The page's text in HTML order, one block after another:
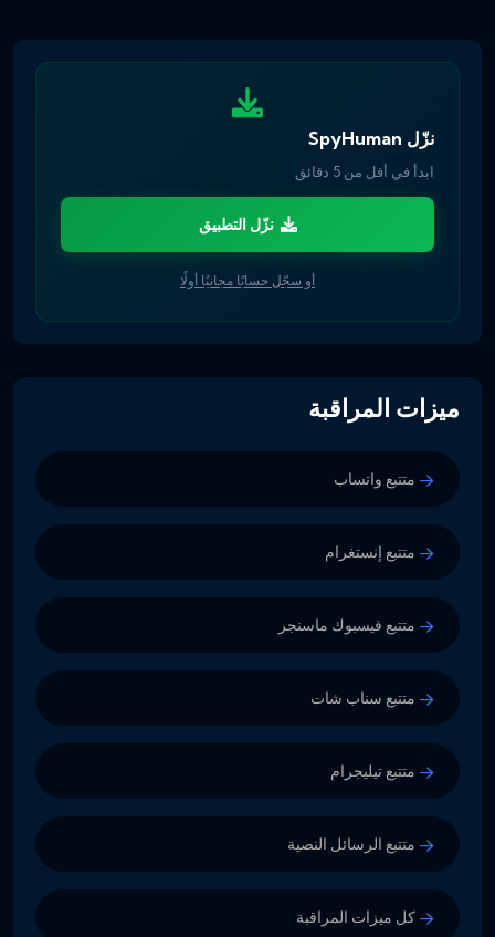
نزّل SpyHuman
ابدأ في أقل من 5 دقائق
نزّل التطبيق
أو سجّل حسابًا مجانيًا أولًا
ميزات المراقبة
متتبع واتساب
متتبع إنستغرام
متتبع فيسبوك ماسنجر
متتبع سناب شات
متتبع تيليجرام
متتبع الرسائل النصية
كل ميزات المراقبة